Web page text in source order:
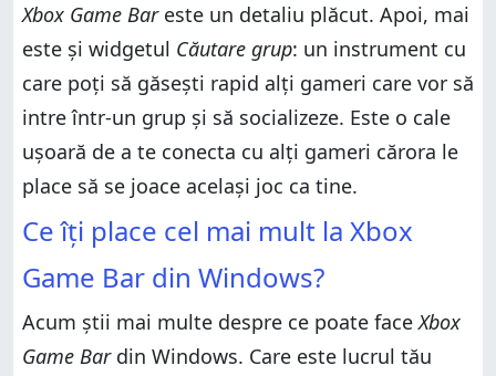
Xbox Game Bareste un detaliu plăcut. Apoi, mai
este și widgetul Căutare grup: un instrument cu
care poți să găsești rapid alți gameri care vor să
intre într-un grup și să socializeze. Este o cale
ușoară de a te conecta cu alți gameri cărora le
place să se joace același joc ca tine.
Ce îți place cel mai mult la Xbox
Game Bar din Windows?
Acum știi mai multe despre ce poate faceXbox
Game Bardin Windows. Care este lucrul tău